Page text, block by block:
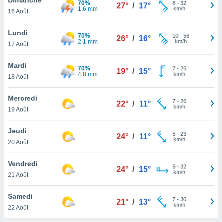
et
»,
au
vous
qu'ils
ou
le
ainsi
un
la
du
16 Août
70%
1.6 mm
27° / 17° 8- 32
km/h
Lundi
17 Août
70%
2.1 mm
26° / 16° 10- 56
km/h
Mardi
18 Août
70%
4.8 mm
19° / 15° 7- 26
km/h
Mercredi
19 Août
22° / 11° 7- 26
km/h
Jeudi
20 Août
24° / 11° 5- 23
km/h
Vendredi
21 Août
24° / 15° 5- 32
km/h
Samedi
22 Août
21° / 13° 7- 30
km/h